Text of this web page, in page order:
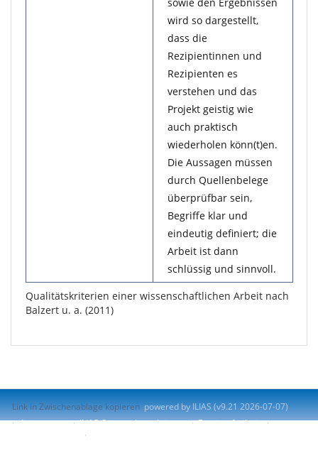
Qualitätskriterien einer wissenschaftlichen Arbeit nach
Balzert u. a. (2011)
wird so dargestellt,
dass die
Rezipientinnen und
Rezipienten es
verstehen und das
Projekt geistig wie
auch praktisch
wiederholen könn(t)en.
Die Aussagen müssen
durch Quellenbelege
überprüfbar sein,
Begriffe klar und
eindeutig definiert; die
Arbeit ist dann
schlüssig und sinnvoll.
Link in Zwischenablage kopieren powered by ILIAS (v9.21 2026-07-07)
Impressum
ILIAS-Support kontaktieren
Barrierefreiheit